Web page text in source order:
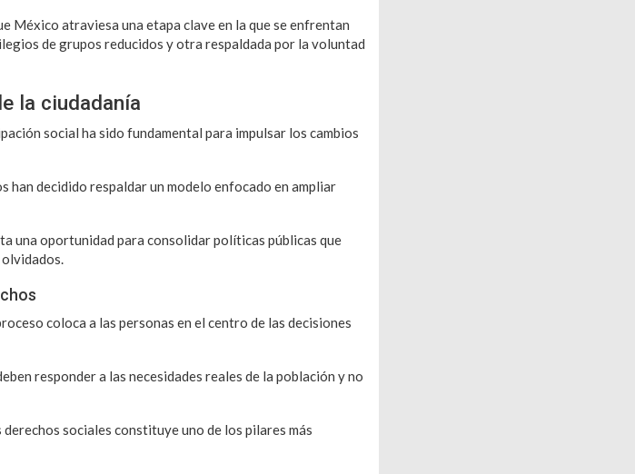
México atraviesa una etapa clave en la que se enfrentan
de grupos reducidos y otra respaldada por la voluntad
la ciudadanía
social ha sido fundamental para impulsar los cambios
han decidido respaldar un modelo enfocado en ampliar
una oportunidad para consolidar políticas públicas que
coloca a las personas en el centro de las decisiones
responder a las necesidades reales de la población y no
sociales constituye uno de los pilares más